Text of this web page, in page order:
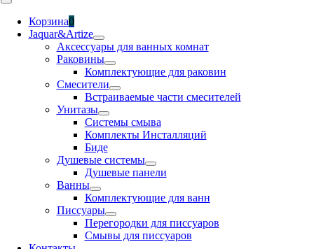
Toggle
NavigationКорзина0
Jaquar&Artize
Аксессуары для ванных комнат
Раковины
Комплектующие для раковин
Смесители
Встраиваемые части смесителей
Унитазы
Системы смыва
Комплекты Инсталляций
Биде
Душевые системы
Душевые панели
Ванны
Комплектующие для ванн
Писсуары
Перегородки для писсуаров
Смывы для писсуаров